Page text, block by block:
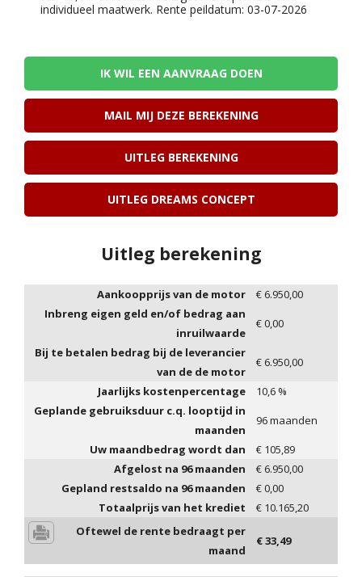
individueel maatwerk. Rente peildatum: 03-07-2026
IK WIL EEN AANVRAAG DOEN
MAIL MIJ DEZE BEREKENING
UITLEG BEREKENING
UITLEG DREAMS CONCEPT
Uitleg berekening
Aankoopprijs van de motor € 6.950,00
Inbreng eigen geld en/of bedrag aan
inruilwaarde
€0,00
Bij te betalen bedrag bij de leverancier
van de de motor
€ 6.950,00
Jaarlijks kostenpercentage
10,6 %
Geplande gebruiksduur c.q. looptijd in
maanden
96maanden
Uw maandbedrag wordt dan
€ 105,89
Afgelost na 96maanden € 6.950,00
Gepland restsaldo na 96maanden €0,00
Totaalprijs van het krediet
€ 10.165,20
Oftewel de rente bedraagt per
maand
€33,49